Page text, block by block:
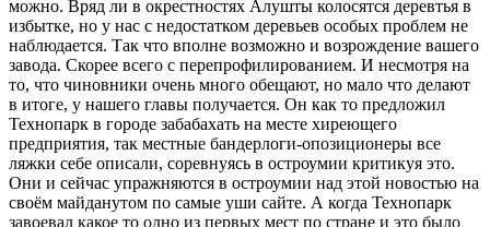
можно. Вряд ли в окрестностях Алушты колосятся деревтья в
избытке, но у нас с недостатком деревьев особых проблем не
наблюдается. Так что вполне возможно и возрождение вашего
завода. Скорее всего с перепрофилированием. И несмотря на
то, что чиновники очень много обещают, но мало что делают
в итоге, у нашего главы получается. Он как то предложил
Технопарк в городе забабахать на месте хиреющего
предприятия, так местные бандерлоги-опозиционеры все
ляжки себе описали, соревнуясь в остроумии критикуя это.
Они и сейчас упражняются в остроумии над этой новостью на
своём майданутом по самые уши сайте. А когда Технопарк
завоевал какое то одно из первых мест по стране и это было